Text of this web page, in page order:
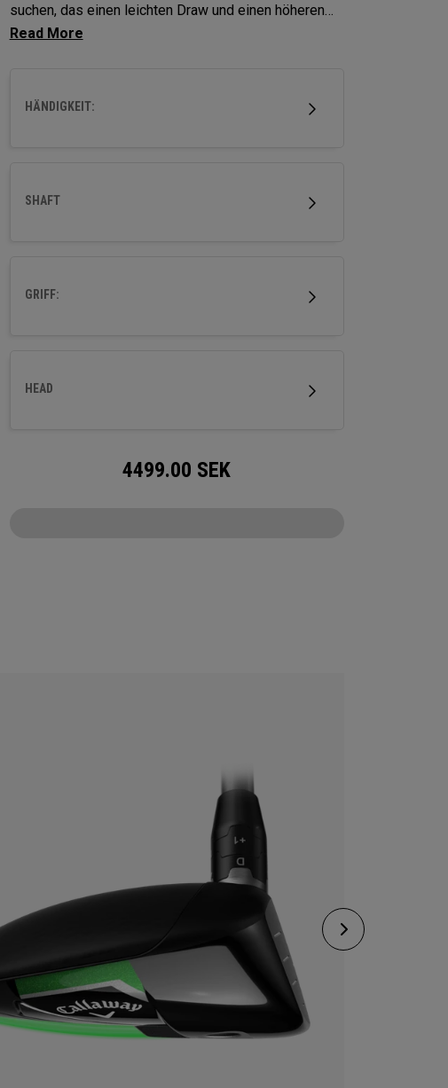
suchen, das einen leichten Draw und einen höheren
Launch unterstütz, bieten Elyte X Fairways
HÄNDIGKEIT:
SHAFT
GRIFF:
HEAD
4499.00 SEK